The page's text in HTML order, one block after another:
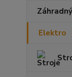
Elektro